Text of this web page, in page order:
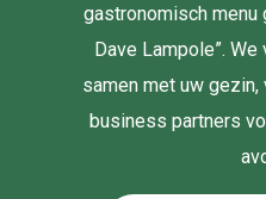
gastronomisch menu
Dave Lampole”.
samen met uw
business partners